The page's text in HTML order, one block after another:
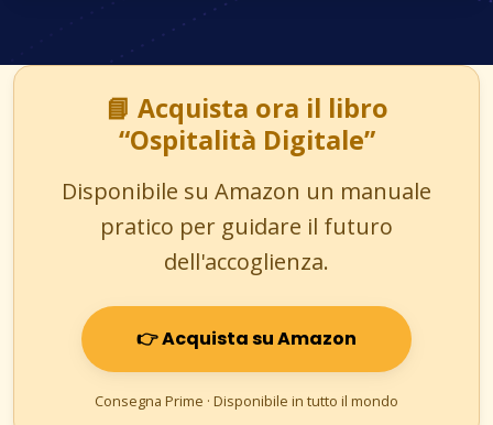
📘 Acquista ora il libro
“Ospitalità Digitale”
Disponibile su Amazon un manuale
pratico per guidare il futuro
dell'accoglienza.
👉 Acquista su Amazon
Consegna Prime · Disponibile in tutto il mondo